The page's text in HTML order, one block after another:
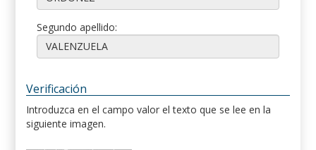
Segundo apellido:
Verificación
Introduzca en el campo valor el texto que se lee en la
siguiente imagen.